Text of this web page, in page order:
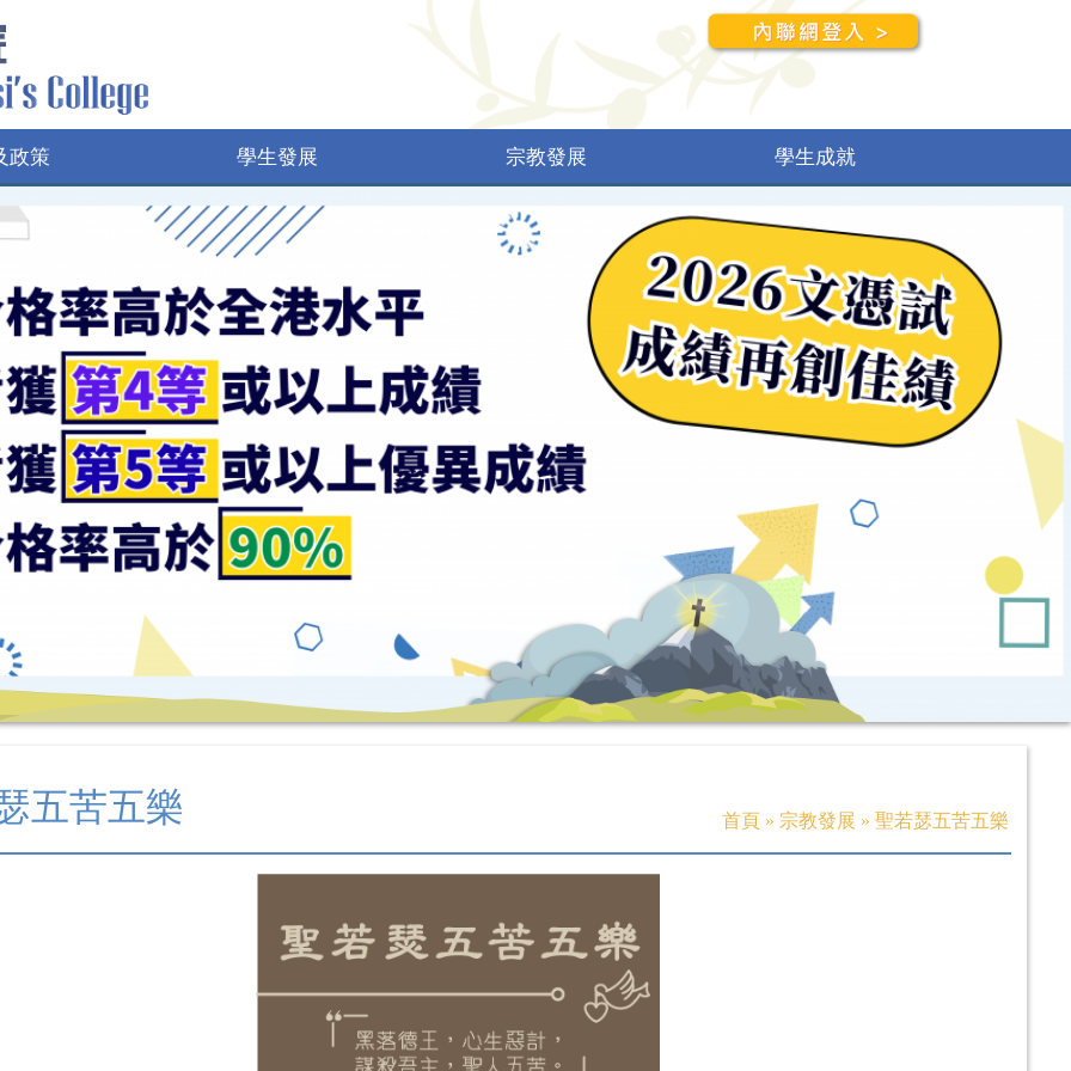
政策 學生發展 宗教發展 學生成就
五苦五樂 首頁 » 宗教發展 » 聖若瑟五苦五樂